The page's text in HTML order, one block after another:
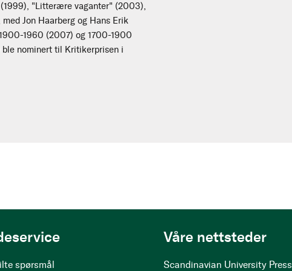
"Litterære vaganter" (2003),
Jon Haarberg og Hans Erik
1960 (2007) og 1700-1900
nominert til Kritikerprisen i
spørsmål
Våre nettsteder
Scandinavian University Press